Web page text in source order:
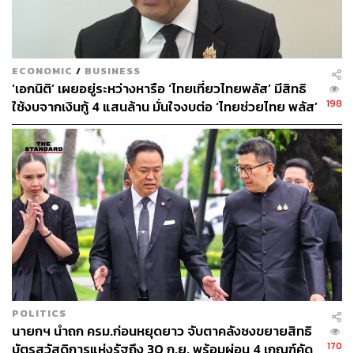
โดยลูกค้าสามารถซื้อสินค้าราคาพิเศษ จาก SME D
Market (ส่วนลดสูงสุดร้อยละ 20 มากกว่า 300 รายการ
สินค้า) ภายในเดือนธันวาคม 2565
ธนาคารเพื่อการส่งออกและนำเข้าแห่งประเทศไทย (EXIM
BANK)จำนวน 2 มาตรการ
มาตรการจ่าย All in 1 โดยลูกค้าเดิมและลูกค้าใหม่ที่
เข้าร่วม 1 ใน 3 มาตรการ ดังนี้ 1) มาตรการสินเชื่อ
EXIM Personal Biz 2) มาตรการสินเชื่อเพื่อผู้ส่งออก
ป้ายแดง และ 3) มาตรการสินเชื่อ EXIM Shield
Financing จะได้รับอัตราดอกเบี้ยสูงสุดไม่เกินร้อยละ
6.60 ต่อปี ระยะเวลา 6 เดือน
มาตรการรับเงินคืน ร้อยละ 2 ของดอกเบี้ยจ่ายสะสม
โดยลูกค้าที่เข้าร่วมมาตรการปรับปรุงโครงสร้างหนี้
อย่างยั่งยืนของ EXIM BANK จะได้รับเงินคืนร้อยละ 2
ของดอกเบี้ยจ่ายสะสม เป็นระยะเวลา 2 เดือน
ธนาคารอิสลามแห่งประเทศไทย (ธอท.)จำนวน 1 โครงการ
ECONOMIC / BUSINESS
‘เอกนิติ’ เผยอยู่ระหว่างหารือ ‘ไทยเที่ยวไทยพลัส’ มีสิทธิ
ใช้งบจากเงินกู้ 4 แสนล้าน มั่นใจงบต่อ ‘ไทยช่วยไทย พลัส’
เฟส 2 มีเพียงพอ
198
POLITICS
นายกฯ นำถก ครม.ก่อนหยุดยาว จับตาคลังชงขยายสิทธิ
170